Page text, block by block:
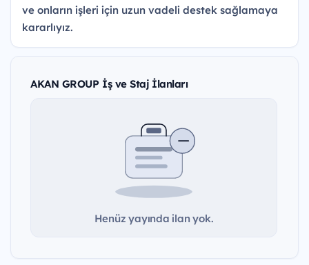
ve onların işleri için uzun vadeli destek sağlamaya
kararlıyız.
AKAN GROUP İş ve Staj İlanları
Henüz yayında ilan yok.